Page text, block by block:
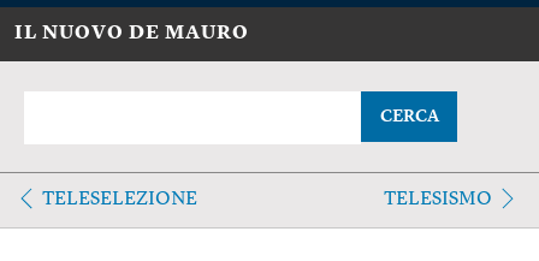
IL NUOVO DE MAURO
CERCA
TELESELEZIONE TELESISMO